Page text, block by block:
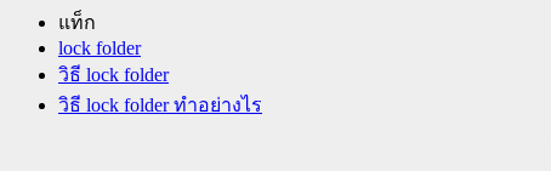
แท็ก
lock folder
วิธี lock folder
วิธี lock folder ทำอย่างไร